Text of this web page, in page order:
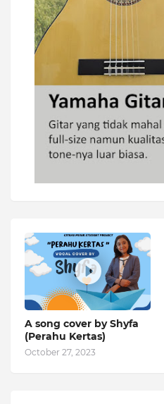
A song cover by Shyfa
(Perahu Kertas)
October 27, 2023